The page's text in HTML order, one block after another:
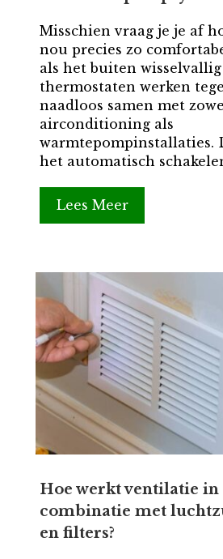
Misschien vraag je je af
nou precies zo
als het buiten
thermostaten werken
naadloos samen met
airconditioning als
warmtepompinstallaties.
het automatisch
Lees Meer
Hoe werkt ventilatie in
combinatie met
en filters?